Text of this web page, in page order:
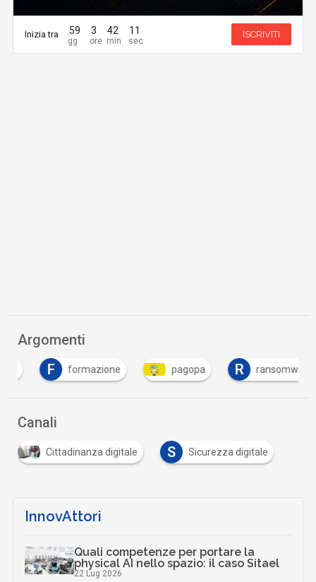
Inizia tra 59 3 42 10 ISCRIVITI
Argomenti
formazione pagopa ransomware
Canali
Cittadinanza digitale S Sicurezza digitale
InnovAttori
Quali competenze per portare la
physical AI nello spazio: il caso Sitael
22 Lug 2026